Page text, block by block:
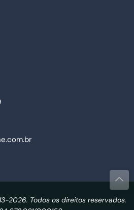
2026. Todos os direitos reservados.